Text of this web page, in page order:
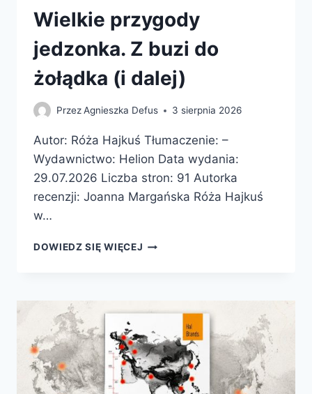
Wielkie przygody
jedzonka. Z buzi do
żołądka (i dalej)
PrzezAgnieszka Defus 3 sierpnia 2026
Autor: Róża Hajkuś Tłumaczenie: –
Wydawnictwo: Helion Data wydania:
29.07.2026 Liczba stron: 91 Autorka
recenzji: Joanna Margańska Róża Hajkuś
w…
DOWIEDZ SIĘ WIĘCEJ WIELKIE
DO
ŻOŁĄDKA
(I
DALEJ)